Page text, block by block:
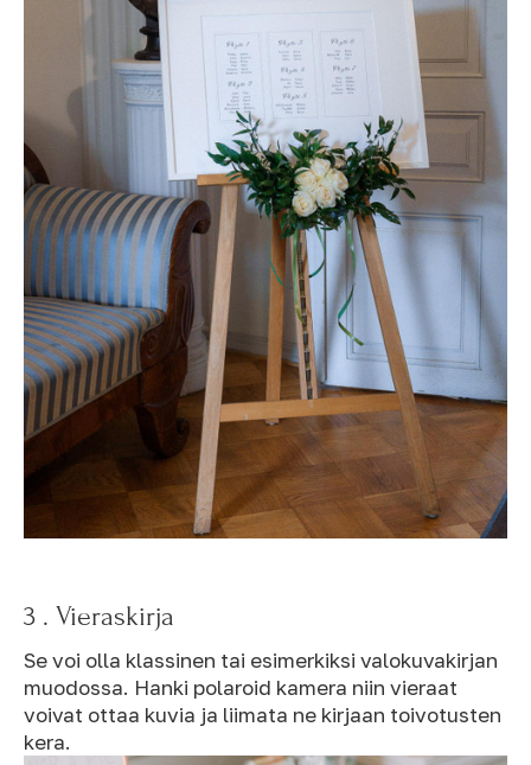
3 . Vieraskirja
Se voi olla klassinen tai esimerkiksi valokuvakirjan
muodossa. Hanki polaroid kamera niin vieraat
voivat ottaa kuvia ja liimata ne kirjaan toivotusten
kera.